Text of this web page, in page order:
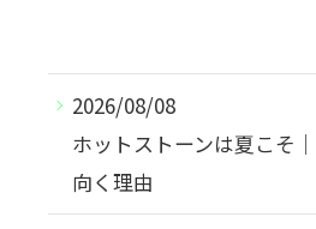
2026/08/08
ホットストーンは夏こそ
向く理由